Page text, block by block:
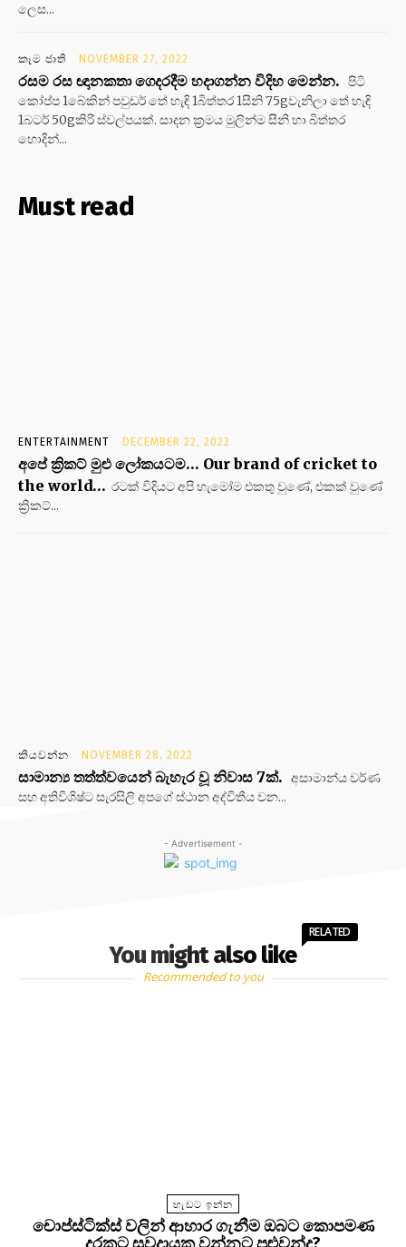
ලෙස...
කෑම ජාති NOVEMBER 27, 2022
රසම රස ඥානකතා ගෙදරදීම හදාගන්න විදිහ මෙන්න. පිටි
කෝප්ප 1බේකින් පවුඩර් තේ හැඳි 1බිත්තර 1සීනි 75gවැනිලා තේ හැඳි
1බටර් 50gකිරි ස්වල්පයක්. සාදන ක්‍රමය මුලින්ම සීනි හා බිත්තර
හොදින්...
Must read
ENTERTAINMENT DECEMBER 22, 2022
අපේ ක්‍රිකට් මුළු ලෝකයටම… Our brand of cricket to
the world… රටක් විදියට අපි හැමෝම එකතු වුණේ, එකක් වුණේ
ක්‍රිකට්...
කියවන්න NOVEMBER 28, 2022
සාමාන්‍ය තත්ත්වයෙන් බැහැර වූ නිවාස 7ක්. අසාමාන්ය වර්ණ
සහ අතිවිශිෂ්ට සැරසිලි අපගේ ස්ථාන අද්විතීය වන...
- Advertisement -
You might also like
RELATED
Recommended to you
හැඩට ඉන්න
චොප්ස්ටික්ස් වලින් ආහාර ගැනීම ඔබට කොපමණ